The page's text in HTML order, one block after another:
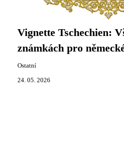
Vignette Tschechien:
známkách pro
Ostatní
24. 05. 2026